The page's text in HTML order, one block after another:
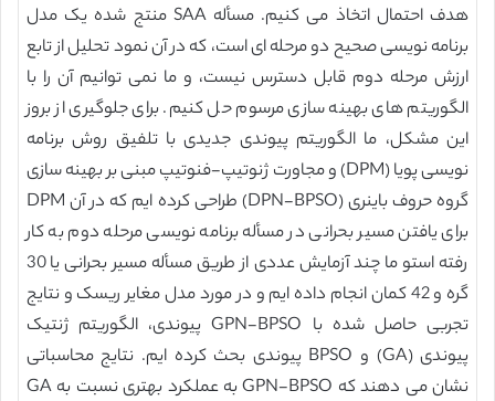
هدف احتمال اتخاذ می کنیم. مسأله SAA منتج شده یک مدل
برنامه نویسی صحیح دو مرحله ای است، که در آن نمود تحلیل از تابع
ارزش مرحله دوم قابل دسترس نیست، و ما نمی توانیم آن را با
الگوریتم های بهینه سازی مرسوم حل کنیم. برای جلوگیری از بروز
این مشکل، ما الگوریتم پیوندی جدیدی با تلفیق روش برنامه
نویسی پویا (DPM) و مجاورت ژنوتیپ-فنوتیپ مبنی بر بهینه سازی
گروه حروف باینری (DPN-BPSO) طراحی کرده ایم که در آن DPM
برای یافتن مسیر بحرانی در مسأله برنامه نویسی مرحله دوم به کار
رفته استو ما چند آزمایش عددی از طریق مسأله مسیر بحرانی یا 30
گره و 42 کمان انجام داده ایم و در مورد مدل مغایر ریسک و نتایج
تجربی حاصل شده با GPN-BPSO پیوندی، الگوریتم ژنتیک
پیوندی (GA) و BPSO پیوندی بحث کرده ایم. نتایج محاسباتی
نشان می دهند که GPN-BPSO به عملکرد بهتری نسبت به GA